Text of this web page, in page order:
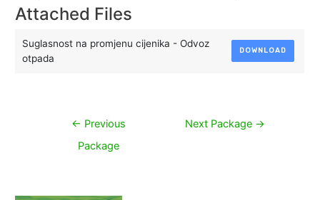
Attached Files
Suglasnost na promjenu cijenika - Odvoz
otpada
DOWNLOAD
Navigacija
← Previous
Package
Next Package →